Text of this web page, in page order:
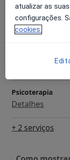
Coaching
Detalhes
Psicoterapia
Detalhes
+ 2 serviços
atualizar as
configurações.
cookies.